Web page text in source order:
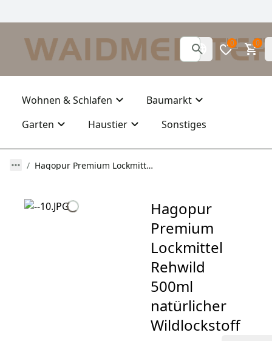
0 0
Wohnen & Schlafen
Baumarkt
Garten
Haustier Sonstiges
Hagopur Premium Lockmittel Rehwild 500ml natürlicher Wildlockstoff
Hagopur
Premium
Lockmittel
Rehwild
500ml
natürlicher
Wildlockstoff